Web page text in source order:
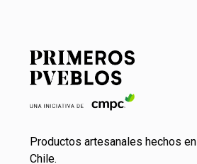
Productos artesanales hechos en
Chile.